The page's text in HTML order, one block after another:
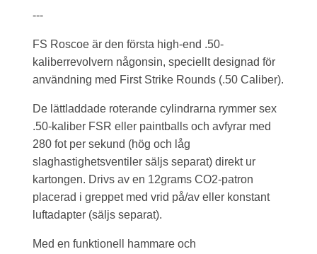
---
FS Roscoe är den första high-end .50-
kaliberrevolvern någonsin, speciellt designad för
användning med First Strike Rounds (.50 Caliber).
De lättladdade roterande cylindrarna rymmer sex
.50-kaliber FSR eller paintballs och avfyrar med
280 fot per sekund (hög och låg
slaghastighetsventiler säljs separat) direkt ur
kartongen. Drivs av en 12grams CO2-patron
placerad i greppet med vrid på/av eller konstant
luftadapter (säljs separat).
Med en funktionell hammare och